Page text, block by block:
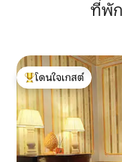
ที่พัก
โดนใจเกสต์ที่สุด
โดนใจเกสต์